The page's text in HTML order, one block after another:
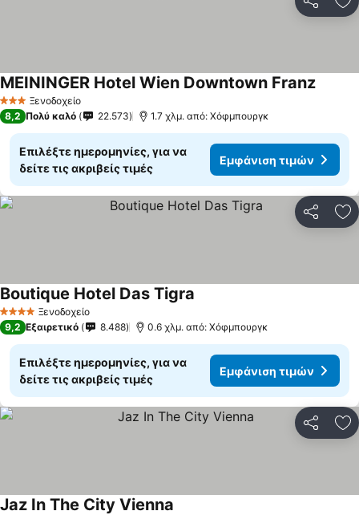
3 ΑστέριαΞενοδοχείο
MEININGER Hotel Wien Downtown Franz
8,2 Πολύ καλό 22.573 1.7 χλμ. από: Χόφμπουργκ
Επιλέξτε ημερομηνίες, για να
δείτε τις ακριβείς τιμές
Εμφάνιση τιμών
4 ΑστέριαΞενοδοχείο
Boutique Hotel Das Tigra
9,2 Εξαιρετικό 8.488 0.6 χλμ. από: Χόφμπουργκ
Επιλέξτε ημερομηνίες, για να
δείτε τις ακριβείς τιμές
Εμφάνιση τιμών
Jaz In The City Vienna